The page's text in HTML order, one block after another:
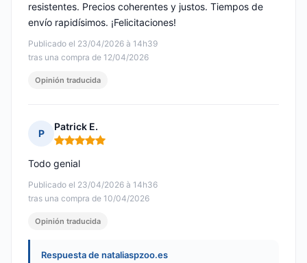
Publicado el 23/04/2026 à 14h39
tras una compra de 12/04/2026
resistentes. Precios coherentes y justos. Tiempos de
envío rapidísimos. ¡Felicitaciones!
Opinión traducida
P
Patrick E.
Nota: 5 de 5
Publicado el 23/04/2026 à 14h36
tras una compra de 10/04/2026
Todo genial
Opinión traducida
Respuesta de nataliaspzoo.es